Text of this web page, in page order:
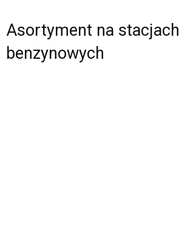
Asortyment na stacjach
benzynowych